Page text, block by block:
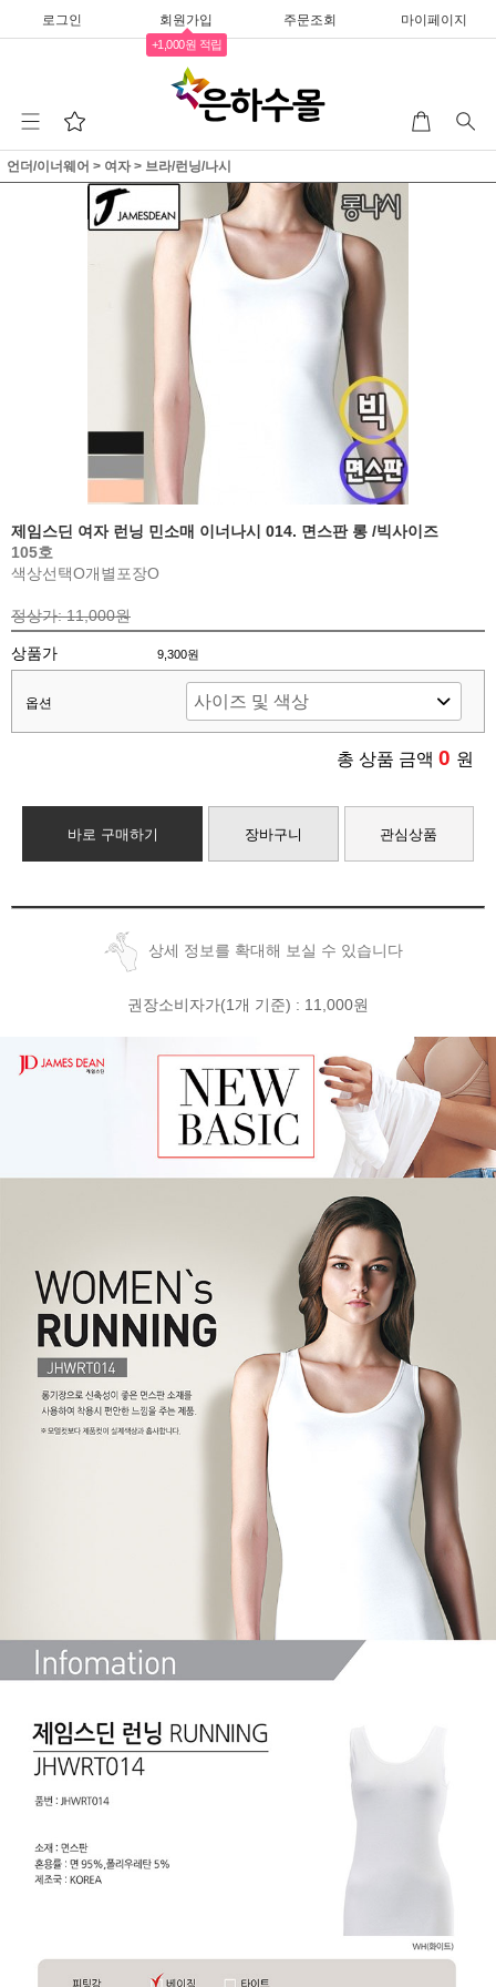
로그인 회원가입
+1,000원 적립
주문조회 마이페이지
언더/이너웨어 > 여자> 브라/런닝/나시
제임스딘 여자 런닝 민소매 이너나시 014. 면스판 롱 /빅사이즈
105호
색상선택O개별포장O
정상가: 11,000원
상품가 9,300원
옵션
총 상품 금액 0 원
바로 구매하기 장바구니 관심상품
상세 정보를 확대해 보실 수 있습니다
권장소비자가(1개 기준) : 11,000원